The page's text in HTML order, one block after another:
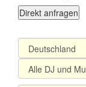
Direkt anfragen